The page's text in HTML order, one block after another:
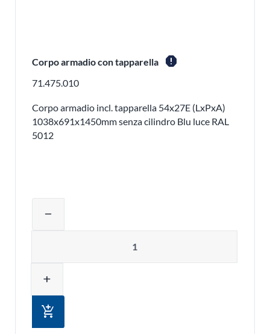
Corpo armadio con tapparella report
71.475.010
Corpo armadio incl. tapparella 54x27E (LxPxA)
1038x691x1450mm senza cilindro Blu luce RAL
5012
remove
add
add_shopping_cart